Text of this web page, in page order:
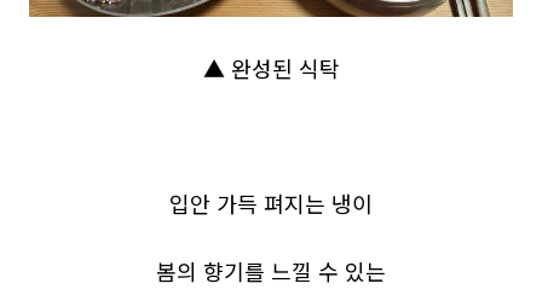
▲ 완성된 식탁
입안 가득 펴지는 냉이
봄의 향기를 느낄 수 있는